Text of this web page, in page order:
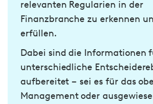
relevanten Regularien in der
Finanzbranche zu erkennen
erfüllen.
Dabei sind die Informationen
unterschiedliche
aufbereitet – sei es für das
Management oder